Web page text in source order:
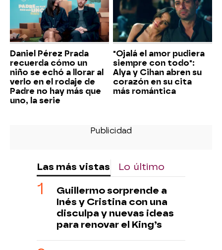
Daniel Pérez Prada
recuerda cómo un
niño se echó a llorar al
verlo en el rodaje de
Padre no hay más que
uno, la serie
"Ojalá el amor pudiera
siempre con todo":
Alya y Cihan abren su
corazón en su cita
más romántica
Las más vistas Lo último
Guillermo sorprende a
Inés y Cristina con una
disculpa y nuevas ideas
para renovar el King’s